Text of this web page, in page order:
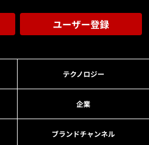
ユーザー登録
テクノロジー
企業
ブランドチャンネル